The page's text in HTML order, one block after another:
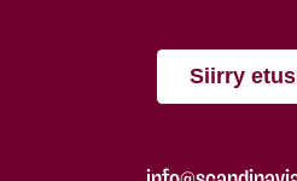
Siirry